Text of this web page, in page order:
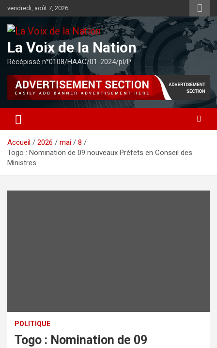
au
contenu
vendredi, août 7, 2026
La Voix de la Nation
Récépissé n°0108/HAAC/01-2024/pl/P
Accueil 2026 mai
8
Togo : Nomination de 09 nouveaux Préfets en Conseil des
Ministres
POLITIQUE
Togo : Nomination de 09